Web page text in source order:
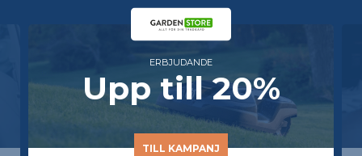
50%
TILL KAMPANJ